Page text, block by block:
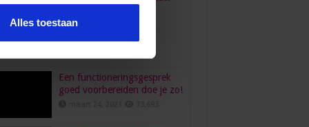
Alles toestaan
een secretaresse?
Een functioneringsgesprek
goed voorbereiden doe je zo!